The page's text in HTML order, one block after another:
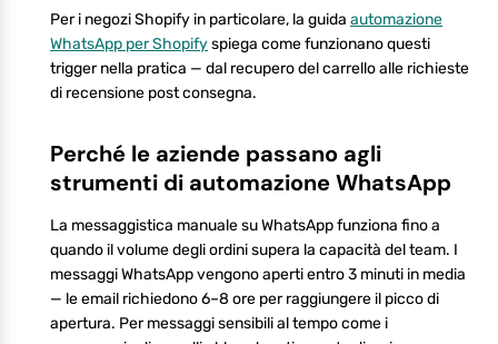
Per i negozi Shopify in particolare, la guida automazione
WhatsApp per Shopifyspiega come funzionano questi
trigger nella pratica — dal recupero del carrello alle richieste
di recensione post consegna.
Perché le aziende passano agli
strumenti di automazione WhatsApp
La messaggistica manuale su WhatsApp funziona fino a
quando il volume degli ordini supera la capacità del team. I
messaggi WhatsApp vengono aperti entro 3 minuti in media
— le email richiedono 6–8 ore per raggiungere il picco di
apertura. Per messaggi sensibili al tempo come i